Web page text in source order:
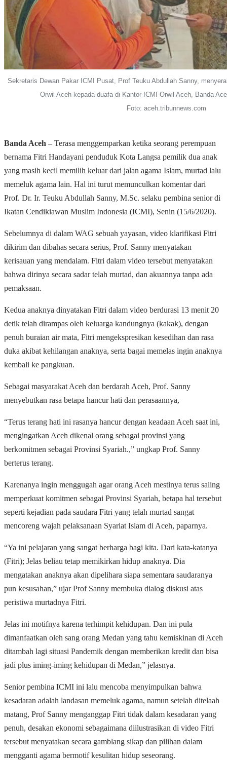
Sekretaris Dewan Pakar ICMI Pusat, Prof Teuku Abdullah Sanny,
Orwil Aceh kepada duafa di Kantor ICMI Orwil Aceh, Banda
Foto: aceh.tribunnews.com
Banda Aceh – Terasa menggemparkan ketika seorang perempuan
bernama Fitri Handayani penduduk Kota Langsa pemilik dua anak
yang masih kecil memilih keluar dari jalan agama Islam, murtad lalu
memeluk agama lain. Hal ini turut memunculkan komentar dari
Prof. Dr. Ir. Teuku Abdullah Sanny, M.Sc. selaku pembina senior di
Ikatan Cendikiawan Muslim Indonesia (ICMI), Senin (15/6/2020).
Sebelumnya di dalam WAG sebuah yayasan, video klarifikasi Fitri
dikirim dan dibahas secara serius, Prof. Sanny menyatakan
kerisauan yang mendalam. Fitri dalam video tersebut menyatakan
bahwa dirinya secara sadar telah murtad, dan akuannya tanpa ada
pemaksaan.
Kedua anaknya dinyatakan Fitri dalam video berdurasi 13 menit 20
detik telah dirampas oleh keluarga kandungnya (kakak), dengan
penuh buraian air mata, Fitri mengekspresikan kesedihan dan rasa
duka akibat kehilangan anaknya, serta bagai memelas ingin anaknya
kembali ke pangkuan.
Sebagai masyarakat Aceh dan berdarah Aceh, Prof. Sanny
menyebutkan rasa betapa hancur hati dan perasaannya,
“Terus terang hati ini rasanya hancur dengan keadaan Aceh saat ini,
mengingatkan Aceh dikenal orang sebagai provinsi yang
berkomitmen sebagai Provinsi Syariah.,” ungkap Prof. Sanny
berterus terang.
Karenanya ingin menggugah agar orang Aceh mestinya terus saling
memperkuat komitmen sebagai Provinsi Syariah, betapa hal tersebut
seperti kejadian pada saudara Fitri yang telah murtad sangat
mencoreng wajah pelaksanaan Syariat Islam di Aceh, paparnya.
“Ya ini pelajaran yang sangat berharga bagi kita. Dari kata-katanya
(Fitri); Jelas beliau tetap memikirkan hidup anaknya. Dia
mengatakan anaknya akan dipelihara siapa sementara saudaranya
pun kesusahan,” ujar Prof Sanny membuka dialog diskusi atas
peristiwa murtadnya Fitri.
Jelas ini motifnya karena terhimpit kehidupan. Dan ini pula
dimanfaatkan oleh sang orang Medan yang tahu kemiskinan di Aceh
ditambah lagi situasi Pandemik dengan memberikan kredit dan bisa
jadi plus iming-iming kehidupan di Medan,” jelasnya.
Senior pembina ICMI ini lalu mencoba menyimpulkan bahwa
kesadaran adalah landasan memeluk agama, namun setelah ditelaah
matang, Prof Sanny menganggap Fitri tidak dalam kesadaran yang
penuh, desakan ekonomi sebagaimana diilustrasikan di video Fitri
tersebut menyatakan secara gamblang sikap dan pilihan dalam
mengganti agama bermotif kesulitan hidup seseorang.